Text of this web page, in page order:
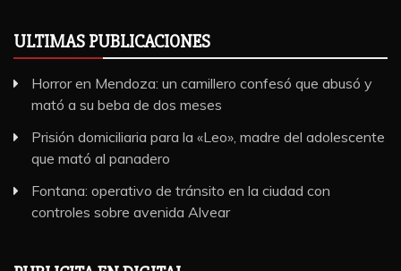
ULTIMAS PUBLICACIONES
Horror en Mendoza: un camillero confesó que abusó y
mató a su beba de dos meses
Prisión domiciliaria para la «Leo», madre del adolescente
que mató al panadero
Fontana: operativo de tránsito en la ciudad con
controles sobre avenida Alvear